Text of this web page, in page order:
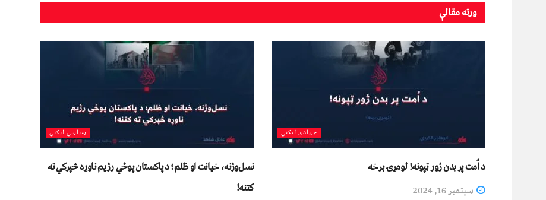
ورتهمقالې
جهادي لیکني
د اُمت پر بدن ژور ټپونه! لومړۍ برخه
سپتمبر 16, 2024
سیاسي لیکني
نسل‌وژنه، خیانت او ظلم؛ د پاکستان پوځي رژیم ناوړه څپرکي ته
کتنه!